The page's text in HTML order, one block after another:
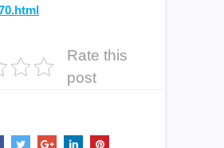
Rate this
post